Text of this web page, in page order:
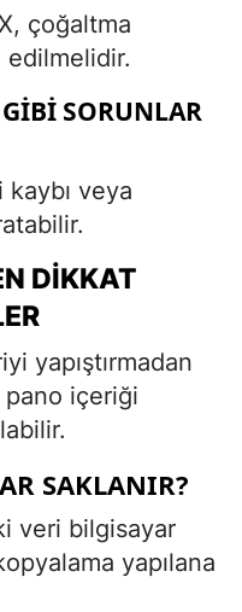
çoğaltma
SORUNLAR
kaybı veya
DIKKAT
yapıştırmadan
pano içeriği
SAKLANIR?
veri bilgisayar
yapılana